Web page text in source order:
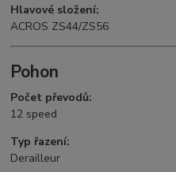
Hlavové složení:
ACROS ZS44/ZS56
Pohon
Počet převodů:
12 speed
Typ řazení:
Derailleur